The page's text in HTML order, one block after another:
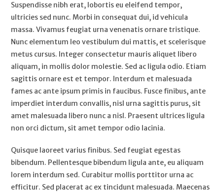
Suspendisse nibh erat, lobortis eu eleifend tempor,
ultricies sed nunc. Morbi in consequat dui, id vehicula
massa. Vivamus feugiat urna venenatis ornare tristique.
Nunc elementum leo vestibulum dui mattis, et scelerisque
metus cursus. Integer consectetur mauris aliquet libero
aliquam, in mollis dolor molestie. Sed ac ligula odio. Etiam
sagittis ornare est et tempor. Interdum et malesuada
fames ac ante ipsum primis in faucibus. Fusce finibus, ante
imperdiet interdum convallis, nisl urna sagittis purus, sit
amet malesuada libero nunc a nisl. Praesent ultrices ligula
non orci dictum, sit amet tempor odio lacinia.
Quisque laoreet varius finibus. Sed feugiat egestas
bibendum. Pellentesque bibendum ligula ante, eu aliquam
lorem interdum sed. Curabitur mollis porttitor urna ac
efficitur. Sed placerat ac ex tincidunt malesuada. Maecenas